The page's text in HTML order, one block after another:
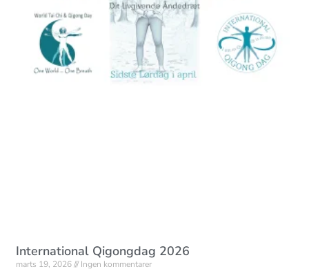
International Qigongdag 2026
marts 19, 2026 Ingen kommentarer